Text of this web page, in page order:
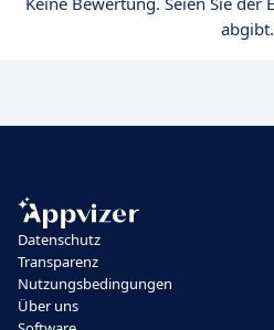
abgibt.
Datenschutz
Transparenz
Nutzungsbedingungen
Über uns